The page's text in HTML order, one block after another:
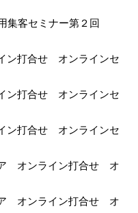
集客セミナー第２回
ン打合せ オンラインセ
ン打合せ オンラインセ
ン打合せ オンラインセ
オンライン打合せ オ
オンライン打合せ オ